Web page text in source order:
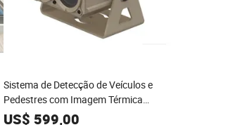
Sistema de Detecção de Veículos e
Pedestres com Imagem Térmica
Infravermelha de Visão Dupla para Total
US$ 599,00